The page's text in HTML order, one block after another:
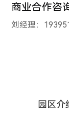
商业合作咨
刘经理：
园区介